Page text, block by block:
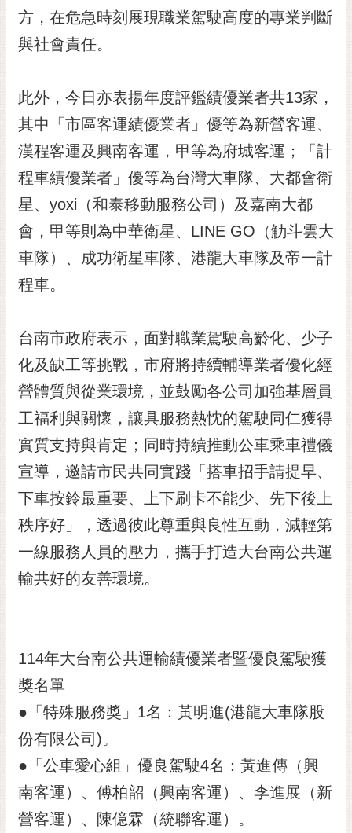
方，在危急時刻展現職業駕駛高度的專業判斷
與社會責任。
此外，今日亦表揚年度評鑑績優業者共13家，
其中「市區客運績優業者」優等為新營客運、
漢程客運及興南客運，甲等為府城客運；「計
程車績優業者」優等為台灣大車隊、大都會衛
星、yoxi（和泰移動服務公司）及嘉南大都
會，甲等則為中華衛星、LINE GO（觔斗雲大
車隊）、成功衛星車隊、港龍大車隊及帝一計
程車。
台南市政府表示，面對職業駕駛高齡化、少子
化及缺工等挑戰，市府將持續輔導業者優化經
營體質與從業環境，並鼓勵各公司加強基層員
工福利與關懷，讓具服務熱忱的駕駛同仁獲得
實質支持與肯定；同時持續推動公車乘車禮儀
宣導，邀請市民共同實踐「搭車招手請提早、
下車按鈴最重要、上下刷卡不能少、先下後上
秩序好」，透過彼此尊重與良性互動，減輕第
一線服務人員的壓力，攜手打造大台南公共運
輸共好的友善環境。
114年大台南公共運輸績優業者暨優良駕駛獲
獎名單
●「特殊服務獎」1名：黃明進(港龍大車隊股
份有限公司)。
●「公車愛心組」優良駕駛4名：黃進傳（興
南客運）、傅柏韶（興南客運）、李進展（新
營客運）、陳億霖（統聯客運）。